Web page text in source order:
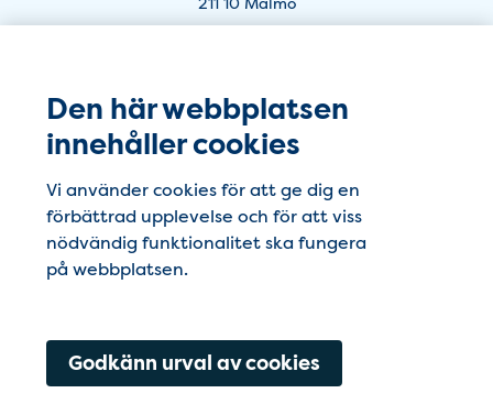
Den här webbplatsen
innehåller cookies
Vi använder cookies för att ge dig en
förbättrad upplevelse och för att viss
nödvändig funktionalitet ska fungera
på webbplatsen.
Godkänn urval av cookies
Öppettider Kung Oskar -
Telefon
E-post
vaccincenter.varvet@ptj.se
Kung Oskars väg 19
222 35 Lund